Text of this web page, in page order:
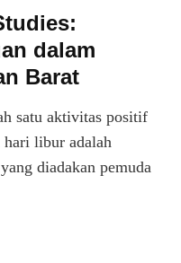
dalam
Barat
satu aktivitas positif
libur adalah
diadakan pemuda